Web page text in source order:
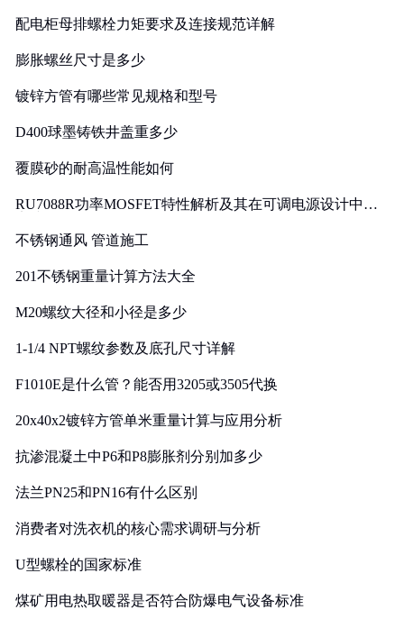
配电柜母排螺栓力矩要求及连接规范详解
膨胀螺丝尺寸是多少
镀锌方管有哪些常见规格和型号
D400球墨铸铁井盖重多少
覆膜砂的耐高温性能如何
RU7088R功率MOSFET特性解析及其在可调电源设计中的
不锈钢通风 管道施工
201不锈钢重量计算方法大全
M20螺纹大径和小径是多少
1-1/4 NPT螺纹参数及底孔尺寸详解
F1010E是什么管？能否用3205或3505代换
20x40x2镀锌方管单米重量计算与应用分析
抗渗混凝土中P6和P8膨胀剂分别加多少
法兰PN25和PN16有什么区别
消费者对洗衣机的核心需求调研与分析
U型螺栓的国家标准
煤矿用电热取暖器是否符合防爆电气设备标准